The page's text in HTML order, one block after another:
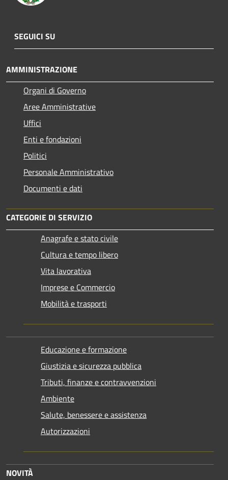
SEGUICI SU
AMMINISTRAZIONE
Organi di Governo
Aree Amministrative
Uffici
Enti e fondazioni
Politici
Personale Amministrativo
Documenti e dati
CATEGORIE DI SERVIZIO
Anagrafe e stato civile
Cultura e tempo libero
Vita lavorativa
Imprese e Commercio
Mobilità e trasporti
Educazione e formazione
Giustizia e sicurezza pubblica
Tributi, finanze e contravvenzioni
Ambiente
Salute, benessere e assistenza
Autorizzazioni
NOVITÀ